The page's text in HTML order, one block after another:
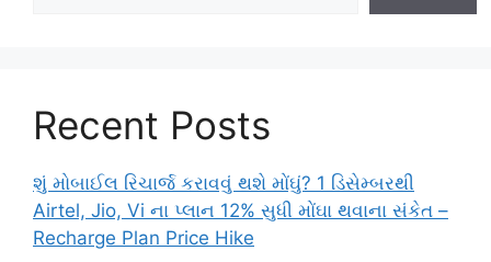
Recent Posts
શું મોબાઈલ રિચાર્જ કરાવવું થશે મોંઘું? 1 ડિસેમ્બરથી
Airtel, Jio, Vi ના પ્લાન 12% સુધી મોંઘા થવાના સંકેત –
Recharge Plan Price Hike